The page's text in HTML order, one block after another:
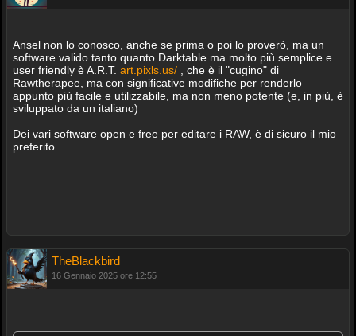
Ansel non lo conosco, anche se prima o poi lo proverò, ma un
software valido tanto quanto Darktable ma molto più semplice e
user friendly è A.R.T. art.pixls.us/, che è il "cugino" di
Rawtherapee, ma con significative modifiche per renderlo
appunto più facile e utilizzabile, ma non meno potente (e, in più, è
sviluppato da un italiano)
Dei vari software open e free per editare i RAW, è di sicuro il mio
preferito.
TheBlackbird
16 Gennaio 2025 ore 12:55